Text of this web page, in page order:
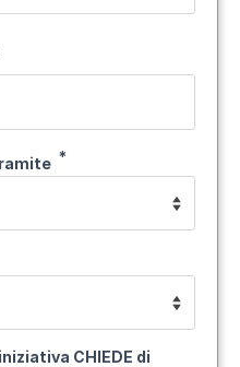
CHIEDE di